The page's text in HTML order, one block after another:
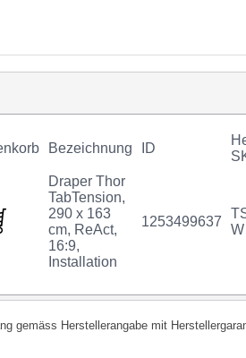
Bezeichnung ID
Draper Thor
TabTension,
290 x 163
cm, ReAct,
16:9,
Installation
1253499637
W
gemäss Herstellerangabe mit